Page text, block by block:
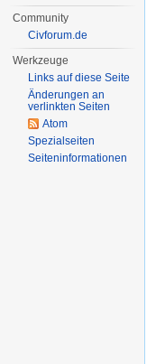
Community
Civforum.de
Werkzeuge
Links auf diese Seite
Änderungen an
verlinkten Seiten
Atom
Spezialseiten
Seiten­informationen